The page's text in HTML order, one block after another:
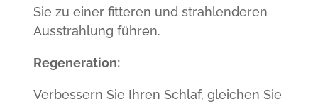
Sie zu einer fitteren und strahlenderen
Ausstrahlung führen.
Regeneration:
Verbessern Sie Ihren Schlaf, gleichen Sie